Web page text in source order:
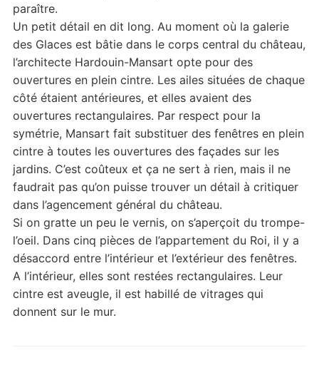
paraître.
Un petit détail en dit long. Au moment où la galerie
des Glaces est bâtie dans le corps central du château,
l’architecte Hardouin-Mansart opte pour des
ouvertures en plein cintre. Les ailes situées de chaque
côté étaient antérieures, et elles avaient des
ouvertures rectangulaires. Par respect pour la
symétrie, Mansart fait substituer des fenêtres en plein
cintre à toutes les ouvertures des façades sur les
jardins. C’est coûteux et ça ne sert à rien, mais il ne
faudrait pas qu’on puisse trouver un détail à critiquer
dans l’agencement général du château.
Si on gratte un peu le vernis, on s’aperçoit du trompe-
l’oeil. Dans cinq pièces de l’appartement du Roi, il y a
désaccord entre l’intérieur et l’extérieur des fenêtres.
A l’intérieur, elles sont restées rectangulaires. Leur
cintre est aveugle, il est habillé de vitrages qui
donnent sur le mur.